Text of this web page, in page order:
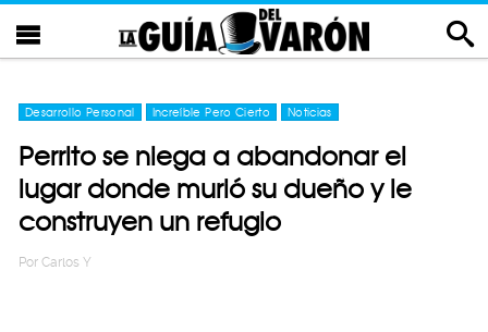
Desarrollo Personal Increíble Pero Cierto Noticias
Perrito se niega a abandonar el
lugar donde murió su dueño y le
construyen un refugio
Por Carlos Y